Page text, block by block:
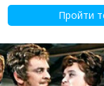
Пройти